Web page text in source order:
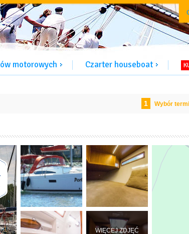
motorowych Czarter houseboat
1 Wybór
WIĘCEJ ZDJĘĆ